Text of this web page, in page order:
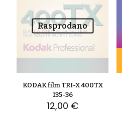
Rasprodano
KODAK film TRI-X 400TX
135-36
12,00 €